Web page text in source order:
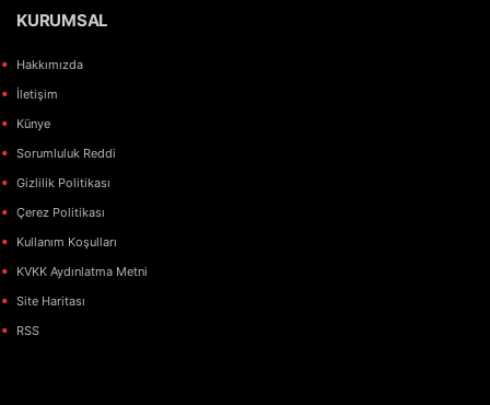
KURUMSAL
Hakkımızda
İletişim
Künye
Sorumluluk Reddi
Gizlilik Politikası
Çerez Politikası
Kullanım Koşulları
KVKK Aydınlatma Metni
Site Haritası
RSS